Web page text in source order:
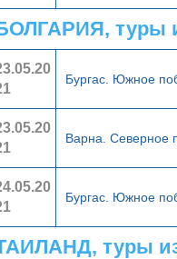
туры
Бургас. Южное
Варна. Северное
Бургас. Южное
туры